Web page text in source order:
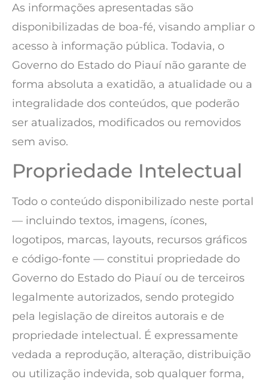
As informações apresentadas são
disponibilizadas de boa-fé, visando ampliar o
acesso à informação pública. Todavia, o
Governo do Estado do Piauí não garante de
forma absoluta a exatidão, a atualidade ou a
integralidade dos conteúdos, que poderão
ser atualizados, modificados ou removidos
sem aviso.
Propriedade Intelectual
Todo o conteúdo disponibilizado neste portal
— incluindo textos, imagens, ícones,
logotipos, marcas, layouts, recursos gráficos
e código-fonte — constitui propriedade do
Governo do Estado do Piauí ou de terceiros
legalmente autorizados, sendo protegido
pela legislação de direitos autorais e de
propriedade intelectual. É expressamente
vedada a reprodução, alteração, distribuição
ou utilização indevida, sob qualquer forma,